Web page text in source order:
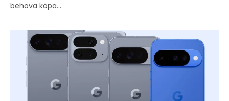
behöva köpa…